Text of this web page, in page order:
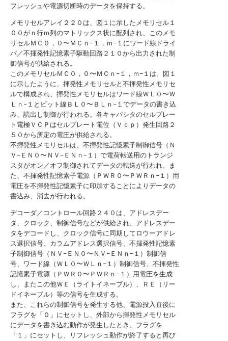
フレッシュや電源切断時のデータを保持する。
メモリセルアレイ２２０は、図１に示したメモリセル１
００がｎ行ｍ列のマトリックス状に配列され、このメモ
リセルＭＣ０，０〜ＭＣｎ−１，ｍ−１にワード線ドライ
バ／不揮発性記憶素子駆動回路２１０から出力された制
御信号が供給される。
このメモリセルＭＣ０，０〜ＭＣｎ−１，ｍ−１は、図１
に示したように、揮発性メモリセルと不揮発性メモリセ
ルで構成され、揮発性メモリセルはワード線ＷＬ０〜Ｗ
Ｌｎ−１とビット線ＢＬ０〜ＢＬｎ−１でデータの書き込
み、読出し制御が行われる。各キャパシタのセルプレー
ト電極ＶＣＰはセルプレート電位（Ｖｃｐ）発生回路２
５０から所定の電圧が供給される。
不揮発性メモリセルは、不揮発性記憶素子制御信号（Ｎ
Ｖ−ＥＮ０〜ＮＶ−ＥＮｎ−１）で電荷転送用のトランジ
スタがオン／オフ制御されてデータの転送が行われ、ま
た、不揮発性記憶素子電源（ＰＷＲ０〜ＰＷＲｎ−１）用
電圧を不揮発性記憶素子に印加することによりデータの
書込み、消去が行われる。
デコーダ／コントロール回路２４０は、アドレスデー
タ、クロック、制御信号などが供給され、アドレスデー
タをデコードし、クロック信号に同期してロウーアドレ
ス選択信号、カラムアドレス選択信号、不揮発性記憶素
子制御信号（ＮＶ−ＥＮ０〜ＮＶ−ＥＮｎ−１）制御信
号、ワード線（ＷＬ０〜ＷＬｎ−１）制御信号、不揮発性
記憶素子電源（ＰＷＲ０〜ＰＷＲｎ−１）用電圧を生成
し、またこの他ＷＥ（ライトイネーブル）、ＲＥ（リー
ドイネーブル）等の信号を生成する。
また、これらの制御信号を発生する他、電源投入直後に
フラグを「０」にセットし、外部から揮発性メモリセル
にデータを書き込む動作が発生したとき、フラグを
「１」にセットし、リフレッシュ動作が終了すると再び